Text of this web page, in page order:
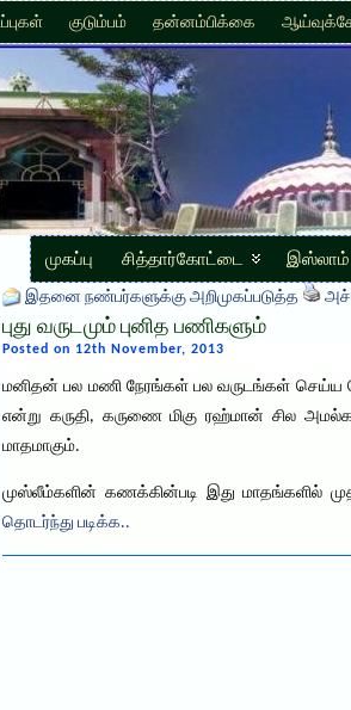
குடும்பம் தன்னம்பிக்கை
முகப்பு சித்தார்கோட்டை இஸ்லாம்
இதனை நண்பர்களுக்கு அறிமுகப்படுத்த
புது வருடமும் புனித பணிகளும்
Posted on 12th November, 2013
மனிதன் பல மணி நேரங்கள் பல வருடங்கள் செய்ய
என்று கருதி, கருணை மிகு ரஹ்மான் சில
மாதமாகும்.
முஸ்லீம்களின் கணக்கின்படி இது மாதங்களில்
தொடர்ந்து படிக்க..